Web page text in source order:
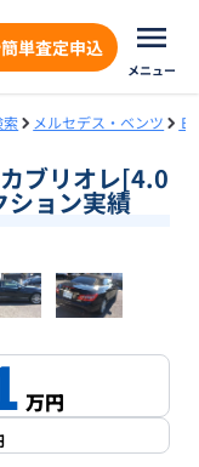
単査定申込
メニュー
メルセデス・ベンツ Ｅ
ブリオレ[4.0
ョン実績
1/18
万円